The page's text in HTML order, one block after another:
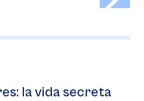
la vida secreta